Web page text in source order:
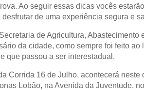
Ao seguir essas dicas vocês
de uma experiência segura e
de Agricultura, Abastecimento
da cidade, como sempre foi feito
que passou a ser interestadual.
Corrida 16 de Julho, acontecerá
Lobão, na Avenida da Juventude,